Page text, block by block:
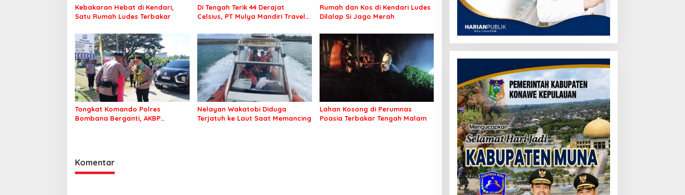
Kebakaran Hebat di Kendari,
Satu Rumah Ludes Terbakar
Di Tengah Terik 44 Derajat
Celsius, PT Mulya Mandiri Travel
Sehat dan Nyaman Beribadah
Rumah dan Kos di Kendari Ludes
Dilalap Si Jago Merah
Tongkat Komando Polres
Bombana Berganti, AKBP
Nelayan Wakatobi Diduga
Terjatuh ke Laut Saat Memancing
Lahan Kosong di Perumnas
Poasia Terbakar Tengah Malam
Komentar